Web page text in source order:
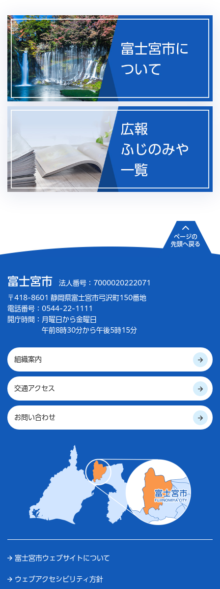
富士宮市 法人番号：7000020222071
〒418-8601 静岡県富士宮市弓沢町150番地
電話番号：0544-22-1111
開庁時間： 月曜日から金曜日
午前8時30分から午後5時15分
組織案内
交通アクセス
お問い合わせ
富士宮市ウェブサイトについて
ウェブアクセシビリティ方針
ページの
先頭へ戻る